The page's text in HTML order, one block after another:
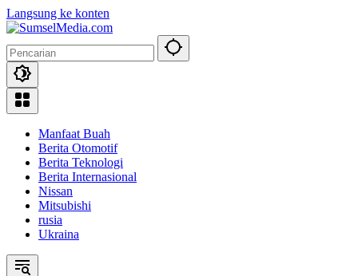
Langsung ke konten
Manfaat Buah
Berita Otomotif
Berita Teknologi
Berita Internasional
Nissan
Mitsubishi
rusia
Ukraina